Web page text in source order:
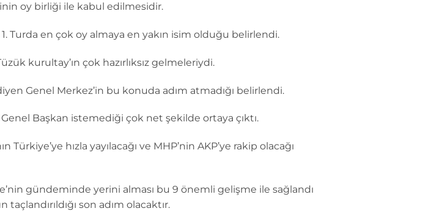
oy birliği ile kabul edilmesidir.
Turda en çok oy almaya en yakın isim olduğu belirlendi.
kurultay’ın çok hazırlıksız gelmeleriydi.
Genel Merkez’in bu konuda adım atmadığı belirlendi.
Başkan istemediği çok net şekilde ortaya çıktı.
hızla yayılacağı ve MHP’nin AKP’ye rakip olacağı
gündeminde yerini alması bu 9 önemli gelişme ile sağlandı
son adım olacaktır.